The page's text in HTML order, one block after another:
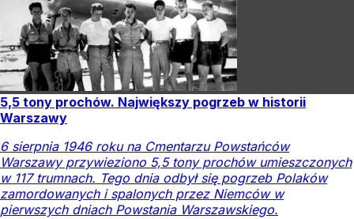
5,5 tony prochów. Największy pogrzeb w historii
Warszawy
6 sierpnia 1946 roku na Cmentarzu Powstańców
Warszawy przywieziono 5,5 tony prochów umieszczonych
w 117 trumnach. Tego dnia odbył się pogrzeb Polaków
zamordowanych i spalonych przez Niemców w
pierwszych dniach Powstania Warszawskiego.